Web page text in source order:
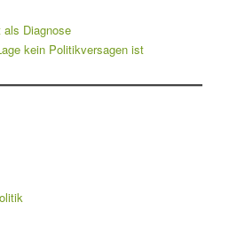
Diagnose
kein Politikversagen ist